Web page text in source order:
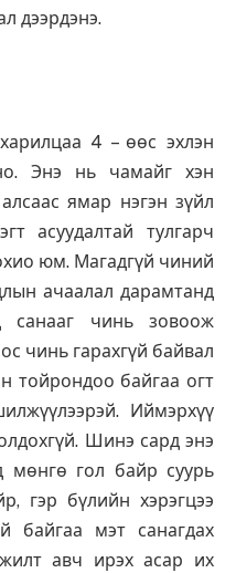
дээрдэнэ.
4 – өөс эхлэн
Энэ нь чамайг хэн
ямар нэгэн зүйл
асуудалтай тулгарч
юм. Магадгүй чиний
ачаалал дарамтанд
санааг чинь зовоож
чинь гарахгүй байвал
тойрондоо байгаа огт
Иймэрхүү
Шинэ сард энэ
мөнгө гол байр суурь
гэр бүлийн хэрэгцээ
байгаа мэт санагдах
авч ирэх асар их